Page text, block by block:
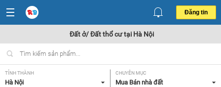
Đăng tin
Đất ở/ Đất thổ cư tại Hà Nội
TỈNH THÀNH
Hà Nội
CHUYÊN MỤC
Mua Bán nhà đất